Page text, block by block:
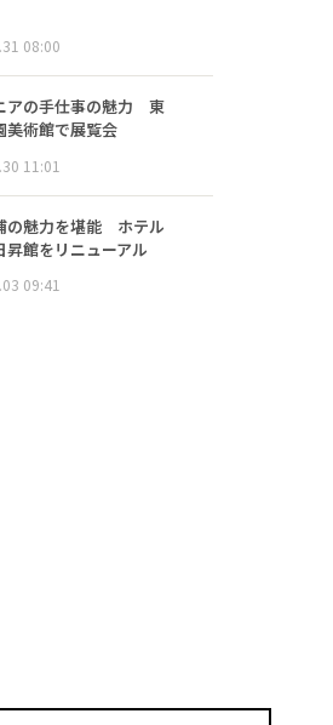
08:00
アの手仕事の魅力 東
美術館で展覧会
11:01
の魅力を堪能 ホテル
昇館をリニューアル
09:41